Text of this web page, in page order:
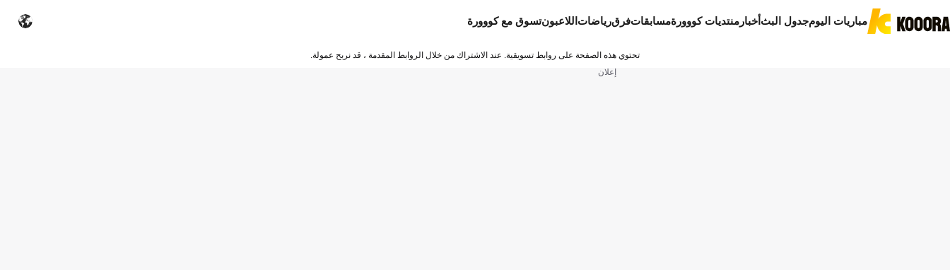
مباريات اليومجدول البثأخبار منتديات كووورةمسابقاتفرقرياضات اللاعبونتسوق مع كووورة
تحتوي هذه الصفحة على روابط تسويقية. عند الاشتراك من خلال الروابط المقدمة ، قد نربح عمولة.
إعلان